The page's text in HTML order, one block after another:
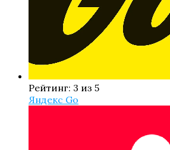
Рейтинг: 3 из 5
Яндекс Go